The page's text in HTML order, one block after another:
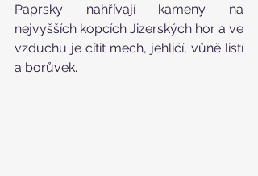
Paprsky nahřívají kameny na
nejvyšších kopcích Jizerských hor a ve
vzduchu je cítit mech, jehličí, vůně listí
a borůvek.